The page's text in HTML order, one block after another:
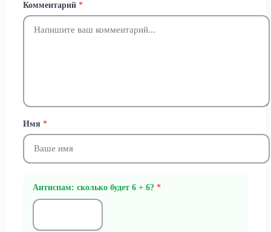
Комментарий *
Имя *
Антиспам: сколько будет 6 + 6? *